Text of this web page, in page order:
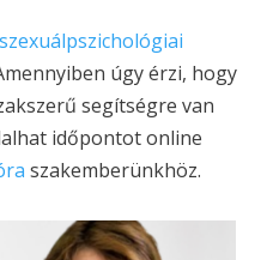
úgy érzi, hogy
segítségre van
időpontot online
szakemberünkhöz.